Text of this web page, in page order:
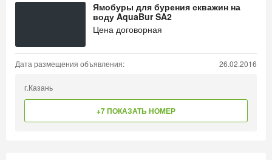
Ямобуры для бурения скважин на
воду AquaBur SA2
Цена договорная
Дата размещения объявления: 26.02.2016
г.Казань
+7 ПОКАЗАТЬ НОМЕР